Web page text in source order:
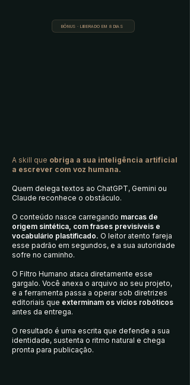
BÔNUS · LIBERADO EM 8 DIAS
A skill que obriga a sua inteligência artificial
a escrever com voz humana.
Quem delega textos ao ChatGPT, Gemini ou
Claude reconhece o obstáculo.
O conteúdo nasce carregando marcas de
origem sintética, com frases previsíveis e
vocabulário plastificado. O leitor atento fareja
esse padrão em segundos, e a sua autoridade
sofre no caminho.
O Filtro Humano ataca diretamente esse
gargalo. Você anexa o arquivo ao seu projeto,
e a ferramenta passa a operar sob diretrizes
editoriais que exterminam os vícios robóticos
antes da entrega.
O resultado é uma escrita que defende a sua
identidade, sustenta o ritmo natural e chega
pronta para publicação.